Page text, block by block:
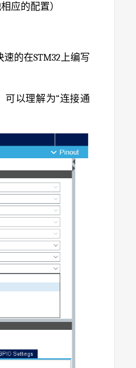
应的配置）
的在STM32上编写
可以理解为“连接通